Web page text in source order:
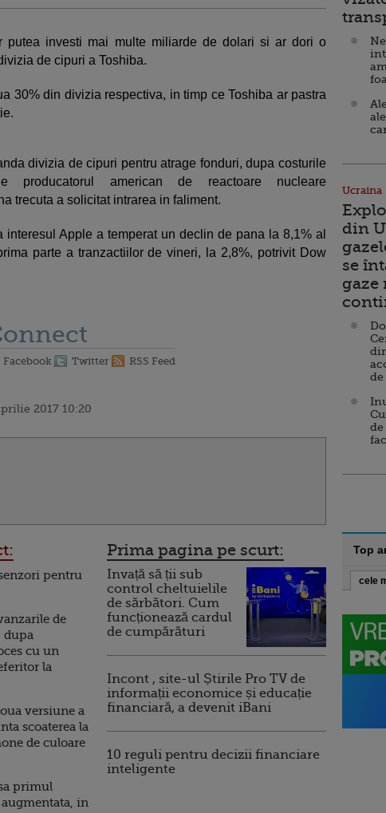
putea investi mai multe miliarde de dolari si ar dori o
de cipuri a Toshiba.
30% din divizia respectiva, in timp ce Toshiba ar pastra
divizia de cipuri pentru atrage fonduri, dupa costurile
producatorul american de reactoare nucleare
trecuta a solicitat intrarea in faliment.
interesul Apple a temperat un declin de pana la 8,1% al
parte a tranzactiilor de vineri, la 2,8%, potrivit Dow
Facebook Twitter RSS Feed
2017 10:20
pentru
de
dupa
cu un
la
versiune a
scoaterea la
de culoare
primul
in
Prima pagina pe scurt:
Invață să ții sub
control cheltuielile
de sărbători. Cum
funcționează cardul
de cumpărături
Incont , site-ul Știrile Pro TV de
informații economice și educație
financiară, a devenit iBani
10 reguli pentru decizii financiare
inteligente
Ucraina
din
se
gaze
de
de
Top
cele